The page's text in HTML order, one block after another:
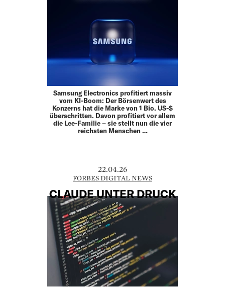
Samsung Electronics profitiert massiv
vom KI-Boom: Der Börsenwert des
Konzerns hat die Marke von 1 Bio. US-$
überschritten. Davon profitiert vor allem
die Lee-Familie – sie stellt nun die vier
reichsten Menschen …
22.04.26
FORBES DIGITAL NEWS
CLAUDE UNTER DRUCK